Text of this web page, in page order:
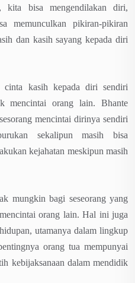
bisa mengendilakan diri,
memunculkan pikiran-pikiran
dan kasih sayang kepada diri
cinta kasih kepada diri sendiri
mencintai orang lain. Bhante
mencintai dirinya sendiri
sekalipun masih bisa
kejahatan meskipun masih
mungkin bagi seseorang yang
orang lain. Hal ini juga
utamanya dalam lingkup
orang tua mempunyai
kebijaksanaan dalam mendidik